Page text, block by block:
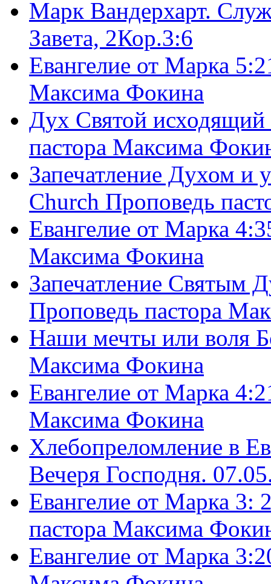
Марк Вандерхарт.
Завета, 2Кор.3:6
Евангелие от Марка
Максима Фокина
Дух Святой
пастора Максима
Запечатление Духом и
Church Проповедь
Евангелие от Марка
Максима Фокина
Запечатление Святым
Проповедь пастора
Наши мечты или воля
Максима Фокина
Евангелие от Марка
Максима Фокина
Хлебопреломление в
Вечеря Господня.
Евангелие от Марка 3:
пастора Максима
Евангелие от Марка